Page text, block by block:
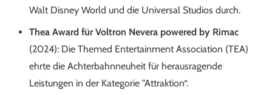
Walt Disney World und die Universal Studios durch.
Thea Award für Voltron Nevera powered by Rimac
(2024): Die Themed Entertainment Association (TEA)
ehrte die Achterbahnneuheit für herausragende
Leistungen in der Kategorie "Attraktion“.